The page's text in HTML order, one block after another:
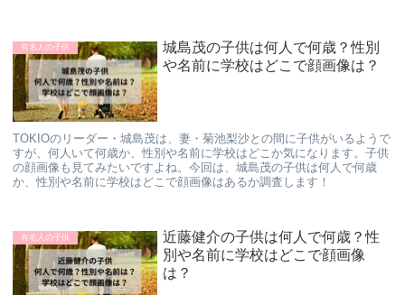
有名人の子供
城島茂の子供は何人で何歳？性別
や名前に学校はどこで顔画像は？
TOKIOのリーダー・城島茂は、妻・菊池梨沙との間に子供がいるようで
すが、何人いて何歳か、性別や名前に学校はどこか気になります。子供
の顔画像も見てみたいですよね。今回は、城島茂の子供は何人で何歳
か、性別や名前に学校はどこで顔画像はあるか調査します！
有名人の子供
近藤健介の子供は何人で何歳？性
別や名前に学校はどこで顔画像
は？